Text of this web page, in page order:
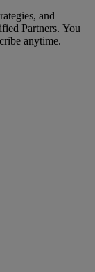
and
Partners. You
anytime.